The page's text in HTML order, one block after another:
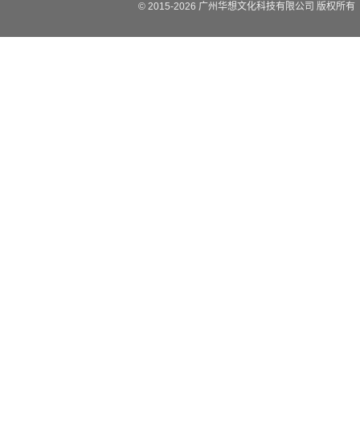
© 2015-2026 广州华想文化科技有限公司 版权所有